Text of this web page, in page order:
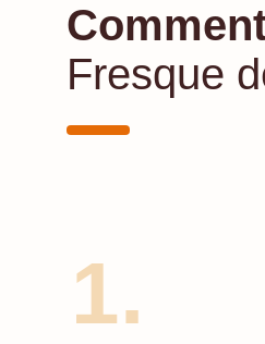
Fresque
1.